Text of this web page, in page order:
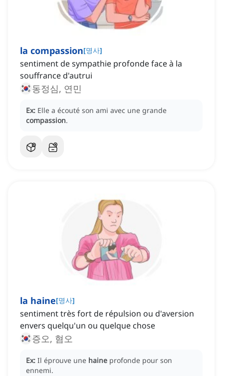
la compassion[명사]
sentiment de sympathie profonde face à la
souffrance d'autrui
동정심, 연민
Ex: Elle a écouté son ami avec une grande
compassion.
la haine[명사]
sentiment très fort de répulsion ou d'aversion
envers quelqu'un ou quelque chose
증오, 혐오
Ex: Il éprouve une haine profonde pour son
ennemi.